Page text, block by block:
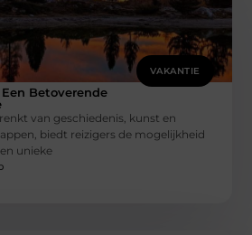
VAKANTIE
Betoverende
van geschiedenis, kunst en
biedt reizigers de mogelijkheid
unieke